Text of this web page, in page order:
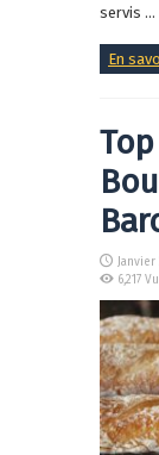
servis ...
En
Janvier
6,217